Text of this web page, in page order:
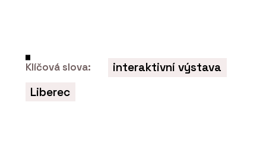
ČLÁNKY
ve Varšavě. Komplex HUB je
multifunkční, UNIT má dračí kůži
Klíčová slova:
interaktivní výstava
Liberec